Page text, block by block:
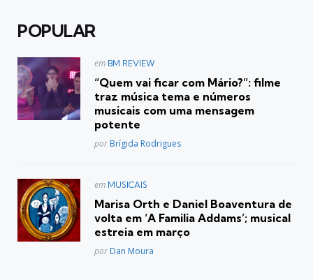
POPULAR
Postado
em BM REVIEW
“Quem vai ficar com Mário?”: filme
traz música tema e números
musicais com uma mensagem
potente
Posted
por Brígida Rodrigues
Postado
em MUSICAIS
Marisa Orth e Daniel Boaventura de
volta em ‘A Familia Addams’; musical
estreia em março
Posted
por Dan Moura